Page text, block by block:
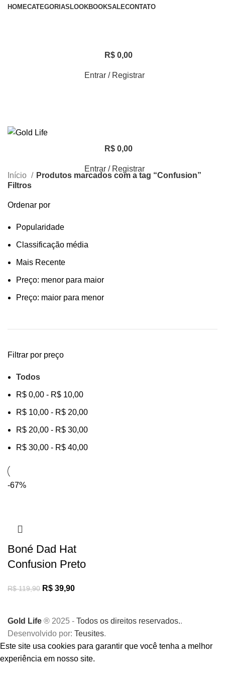
HOMECATEGORIAS LOOKBOOKSALECONTATO
R$0,00
Entrar / Registrar
R$0,00
Entrar / Registrar
Início
Produtos marcados com a tag “Confusion”
Filtros
Ordenar por
Popularidade
Classificação média
Mais Recente
Preço: menor para maior
Preço: maior para menor
Filtrar por preço
Todos
R$ 0,00 - R$ 10,00
R$ 10,00 - R$ 20,00
R$ 20,00 - R$ 30,00
R$ 30,00 - R$ 40,00
-67%
Boné Dad Hat
Confusion Preto
R$119,90 R$ 39,90
Gold Life ® 2025 - Todos os direitos reservados..
Desenvolvido por: Teusites.
Este site usa cookies para garantir que você tenha a melhor
experiência em nosso site.